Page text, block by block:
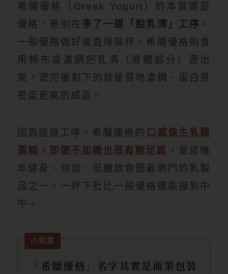
希臘優格（Greek Yogurt）的本質還是
優格，差別在多了一道「脫乳清」工序 。
一般優格做好後直接裝杯，希臘優格則會
用棉布或濾網把乳清（液體部分）瀝出
來，瀝完後剩下的就是質地濃稠、蛋白質
密度更高的成品。
因為這道工序，希臘優格的 口感像生乳酪
蛋糕，即便不加糖也很有飽足感 ，是這幾
年健身、烘焙、低醣飲食圈最熱門的乳製
品之一。一杯下肚比一般優格還能撐到中
午。
「希臘優格」名字其實是商業包裝